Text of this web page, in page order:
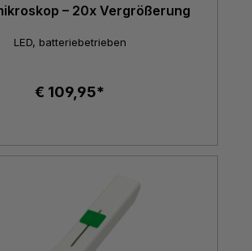
– 20x Vergrößerung
LED, batteriebetrieben
€ 109,95*